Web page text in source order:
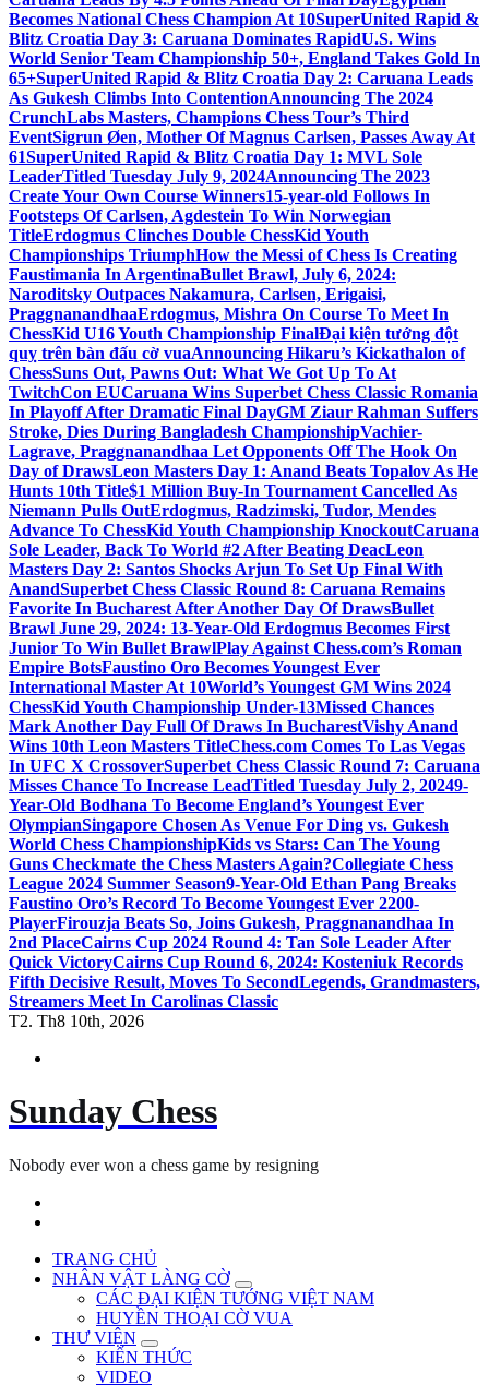
Becomes National Chess Champion At 10SuperUnited Rapid &
Blitz Croatia Day 3: Caruana Dominates RapidU.S. Wins
World Senior Team Championship 50+, England Takes Gold In
65+SuperUnited Rapid & Blitz Croatia Day 2: Caruana Leads
As Gukesh Climbs Into ContentionAnnouncing The 2024
CrunchLabs Masters, Champions Chess Tour’s Third
EventSigrun Øen, Mother Of Magnus Carlsen, Passes Away At
61SuperUnited Rapid & Blitz Croatia Day 1: MVL Sole
LeaderTitled Tuesday July 9, 2024Announcing The 2023
Create Your Own Course Winners15-year-old Follows In
Footsteps Of Carlsen, Agdestein To Win Norwegian
TitleErdogmus Clinches Double ChessKid Youth
Championships TriumphHow the Messi of Chess Is Creating
Faustimania In ArgentinaBullet Brawl, July 6, 2024:
Naroditsky Outpaces Nakamura, Carlsen, Erigaisi,
PraggnanandhaaErdogmus, Mishra On Course To Meet In
ChessKid U16 Youth Championship FinalĐại kiện tướng đột
quỵ trên bàn đấu cờ vuaAnnouncing Hikaru’s Kickathalon of
ChessSuns Out, Pawns Out: What We Got Up To At
TwitchCon EUCaruana Wins Superbet Chess Classic Romania
In Playoff After Dramatic Final DayGM Ziaur Rahman Suffers
Stroke, Dies During Bangladesh ChampionshipVachier-
Lagrave, Praggnanandhaa Let Opponents Off The Hook On
Day of DrawsLeon Masters Day 1: Anand Beats Topalov As He
Hunts 10th Title$1 Million Buy-In Tournament Cancelled As
Niemann Pulls OutErdogmus, Radzimski, Tudor, Mendes
Advance To ChessKid Youth Championship KnockoutCaruana
Sole Leader, Back To World #2 After Beating DeacLeon
Masters Day 2: Santos Shocks Arjun To Set Up Final With
AnandSuperbet Chess Classic Round 8: Caruana Remains
Favorite In Bucharest After Another Day Of DrawsBullet
Brawl June 29, 2024: 13-Year-Old Erdogmus Becomes First
Junior To Win Bullet BrawlPlay Against Chess.com’s Roman
Empire BotsFaustino Oro Becomes Youngest Ever
International Master At 10World’s Youngest GM Wins 2024
ChessKid Youth Championship Under-13Missed Chances
Mark Another Day Full Of Draws In BucharestVishy Anand
Wins 10th Leon Masters TitleChess.com Comes To Las Vegas
In UFC X CrossoverSuperbet Chess Classic Round 7: Caruana
Misses Chance To Increase LeadTitled Tuesday July 2, 20249-
Year-Old Bodhana To Become England’s Youngest Ever
OlympianSingapore Chosen As Venue For Ding vs. Gukesh
World Chess ChampionshipKids vs Stars: Can The Young
Guns Checkmate the Chess Masters Again?Collegiate Chess
League 2024 Summer Season9-Year-Old Ethan Pang Breaks
Faustino Oro’s Record To Become Youngest Ever 2200-
PlayerFirouzja Beats So, Joins Gukesh, Praggnanandhaa In
2nd PlaceCairns Cup 2024 Round 4: Tan Sole Leader After
Quick VictoryCairns Cup Round 6, 2024: Kosteniuk Records
Fifth Decisive Result, Moves To SecondLegends, Grandmasters,
Streamers Meet In Carolinas Classic
T2. Th8 10th, 2026
Sunday Chess
Nobody ever won a chess game by resigning
TRANG CHỦ
NHÂN VẬT LÀNG CỜ
CÁC ĐẠI KIỆN TƯỚNG VIỆT NAM
HUYỀN THOẠI CỜ VUA
THƯ VIỆN
KIẾN THỨC
VIDEO